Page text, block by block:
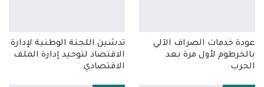
عودة خدمات الصراف الآلي
بالخرطوم لأول مرة بعد
الحرب
تدشين اللجنة الوطنية لإدارة
الاقتصاد لتوحيد إدارة الملف
الاقتصادي